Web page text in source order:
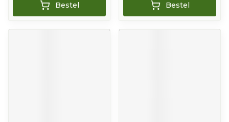
Bestel Bestel